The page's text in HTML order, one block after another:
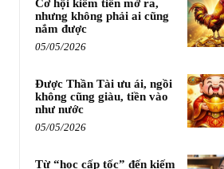
Cơ hội kiếm tiền mở ra,
nhưng không phải ai cũng
nắm được
05/05/2026
Được Thần Tài ưu ái, ngồi
không cũng giàu, tiền vào
như nước
05/05/2026
Từ “học cấp tốc” đến kiếm